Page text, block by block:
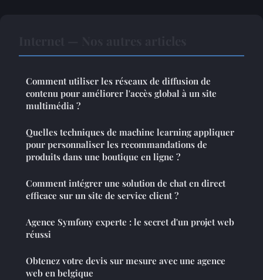
Comment utiliser les réseaux de diffusion de
contenu pour améliorer l'accès global à un site
multimédia ?
Quelles techniques de machine learning appliquer
pour personnaliser les recommandations de
produits dans une boutique en ligne ?
Comment intégrer une solution de chat en direct
efficace sur un site de service client ?
Agence Symfony experte : le secret d'un projet web
réussi
Obtenez votre devis sur mesure avec une agence
web en belgique